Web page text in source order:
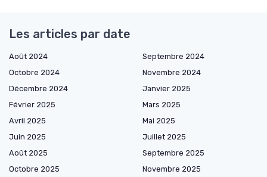
Les articles par date
Août 2024
Septembre 2024
Octobre 2024
Novembre 2024
Décembre 2024
Janvier 2025
Février 2025
Mars 2025
Avril 2025
Mai 2025
Juin 2025
Juillet 2025
Août 2025
Septembre 2025
Octobre 2025
Novembre 2025